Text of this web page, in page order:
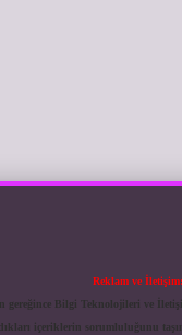
Reklam ve İletişim:
gereğince Bilgi Teknolojileri ve
içeriklerin sorumluluğunu